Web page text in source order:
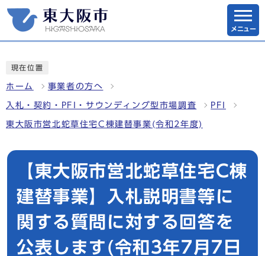
メニュー
現在位置
ホーム 事業者の方へ
入札・契約・PFI・サウンディング型市場調査 PFI
東大阪市営北蛇草住宅C棟建替事業(令和2年度)
【東大阪市営北蛇草住宅C棟
建替事業】入札説明書等に
関する質問に対する回答を
公表します(令和3年7月7日